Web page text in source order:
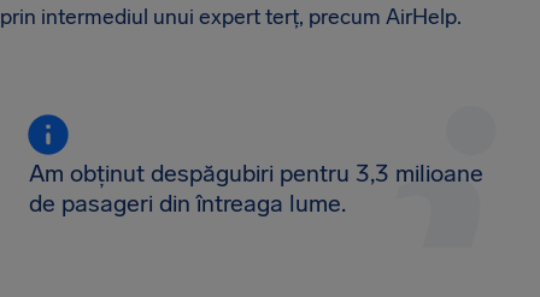
prin intermediul unui expert terț, precum AirHelp.
Am obținut despăgubiri pentru 3,3 milioane
de pasageri din întreaga lume.